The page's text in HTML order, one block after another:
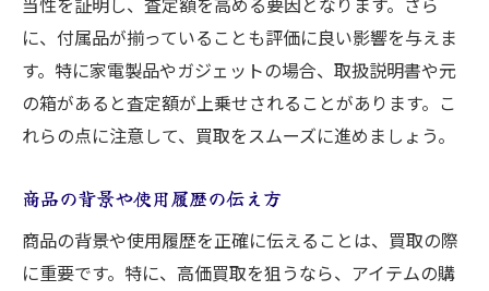
に、付属品が揃っていることも評価に良い影響を与えま
す。特に家電製品やガジェットの場合、取扱説明書や元
の箱があると査定額が上乗せされることがあります。こ
れらの点に注意して、買取をスムーズに進めましょう。
商品の背景や使用履歴の伝え方
商品の背景や使用履歴を正確に伝えることは、買取の際
に重要です。特に、高価買取を狙うなら、アイテムの購